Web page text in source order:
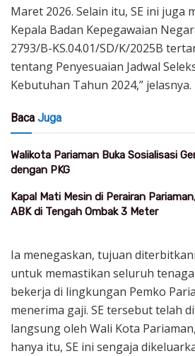
Maret 2026. Selain itu, SE ini juga
Kepala Badan Kepegawaian
2793/B-KS.04.01/SD/K/2025B
tentang Penyesuaian Jadwal
Kebutuhan Tahun 2024,” jelasnya.
Baca Juga
Walikota Pariaman Buka Sosialisasi
dengan PKG
Kapal Mati Mesin di Perairan
ABK di Tengah Ombak 3 Meter
Ia menegaskan, tujuan
untuk memastikan seluruh
bekerja di lingkungan Pemko
menerima gaji. SE tersebut telah
langsung oleh Wali Kota
hanya itu, SE ini sengaja